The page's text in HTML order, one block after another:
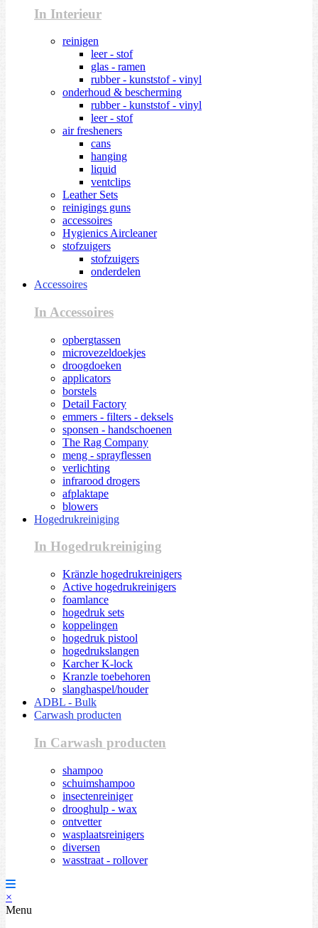
In Interieur
reinigen
leer - stof
glas - ramen
rubber - kunststof - vinyl
onderhoud & bescherming
rubber - kunststof - vinyl
leer - stof
air fresheners
cans
hanging
liquid
ventclips
Leather Sets
reinigings guns
accessoires
Hygienics Aircleaner
stofzuigers
stofzuigers
onderdelen
Accessoires
In Accessoires
opbergtassen
microvezeldoekjes
droogdoeken
applicators
borstels
Detail Factory
emmers - filters - deksels
sponsen - handschoenen
The Rag Company
meng - sprayflessen
verlichting
infrarood drogers
afplaktape
blowers
Hogedrukreiniging
In Hogedrukreiniging
Kränzle hogedrukreinigers
Active hogedrukreinigers
foamlance
hogedruk sets
koppelingen
hogedruk pistool
hogedrukslangen
Karcher K-lock
Kranzle toebehoren
slanghaspel/houder
ADBL - Bulk
Carwash producten
In Carwash producten
shampoo
schuimshampoo
insectenreiniger
drooghulp - wax
ontvetter
wasplaatsreinigers
diversen
wasstraat - rollover
×
Menu